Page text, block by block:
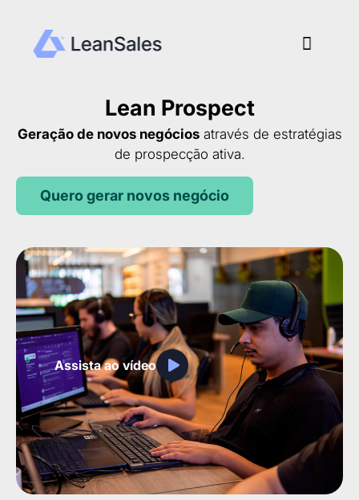
Menu
Lean Prospect
Geração de novos negóciosatravés de estratégias
de prospecção ativa.
Quero gerar novos negócio
Assista ao vídeo